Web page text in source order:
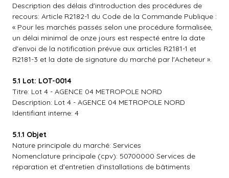
Description des délais d'introduction des procédures de
recours: Article R2182-1 du Code de la Commande Publique :
« Pour les marchés passés selon une procédure formalisée,
un délai minimal de onze jours est respecté entre la date
d'envoi de la notification prévue aux articles R2181-1 et
R2181-3 et la date de signature du marché par l'Acheteur ».
5.1 Lot: LOT-0014
Titre: Lot 4 - AGENCE 04 METROPOLE NORD
Description: Lot 4 - AGENCE 04 METROPOLE NORD
Identifiant interne: 4
5.1.1 Objet
Nature principale du marché: Services
Nomenclature principale (cpv): 50700000 Services de
réparation et d'entretien d'installations de bâtiments